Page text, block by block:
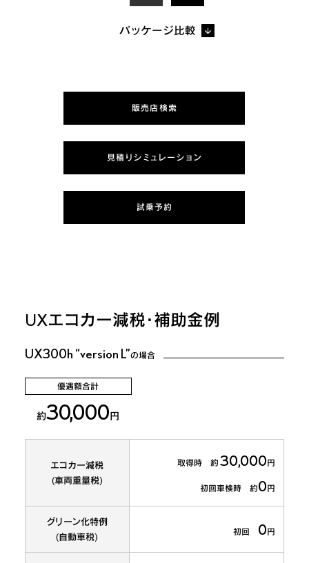
パッケージ比較
販売店検索
見積りシミュレーション
試乗予約
UXエコカー減税・補助金例
UX300h “version L”の場合
優遇額合計
約30,000 円
エコカー減税
(車両重量税)
取得時 約 30,000円
初回車検時 約0円
グリーン化特例
(自動車税)
初回 0円